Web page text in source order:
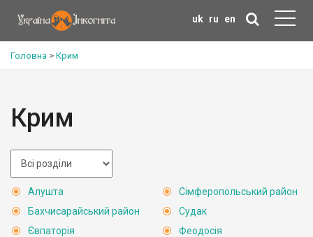
uk ru en
Головна > Крим
Крим
Алушта
Бахчисарайський район
Євпаторія
Сімферопольський район
Судак
Феодосія